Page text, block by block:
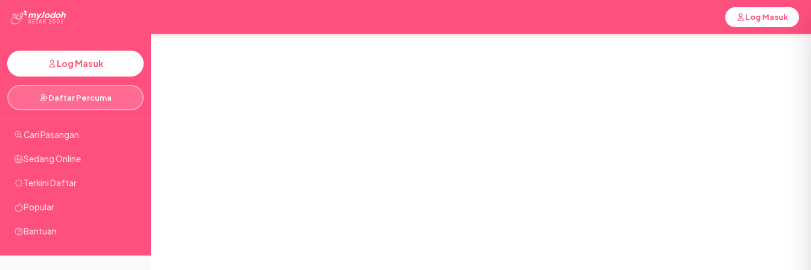
myJodoh
SEJAK 2002
Log Masuk
Daftar Percuma
Cari Pasangan
Sedang Online
Terkini Daftar
Popular
Bantuan
Log Masuk